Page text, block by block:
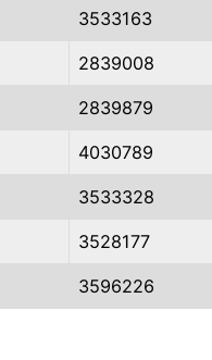
3533163
2839008
2839879
4030789
3533328
3528177
3596226